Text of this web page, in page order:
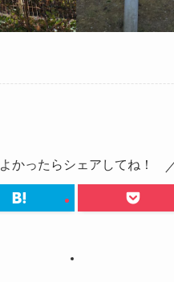
よかったらシェアしてね！